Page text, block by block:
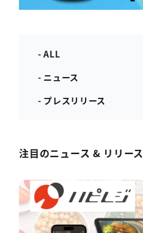
- ALL
- ニュース
- プレスリリース
注目のニュース & リリース